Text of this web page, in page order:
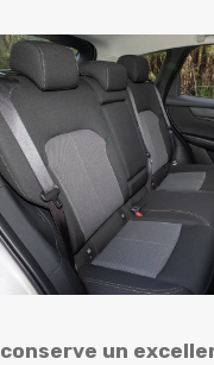
conserve un